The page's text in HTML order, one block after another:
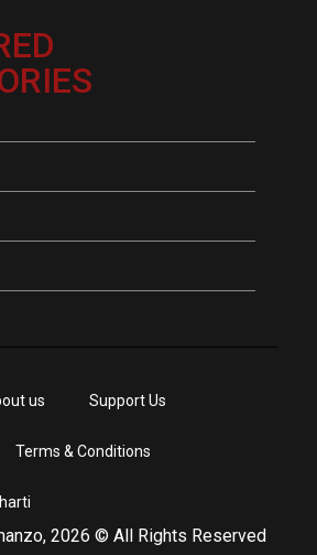
2026 © All Rights Reserved
us Support Us
Terms & Conditions